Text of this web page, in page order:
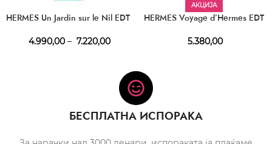
HERMES Un Jardin sur le Nil EDT
4.990,00 – 7.220,00
АКЦИЈА
HERMES Voyage d’Hermes EDT
5.380,00
БЕСПЛАТНА ИСПОРАКА